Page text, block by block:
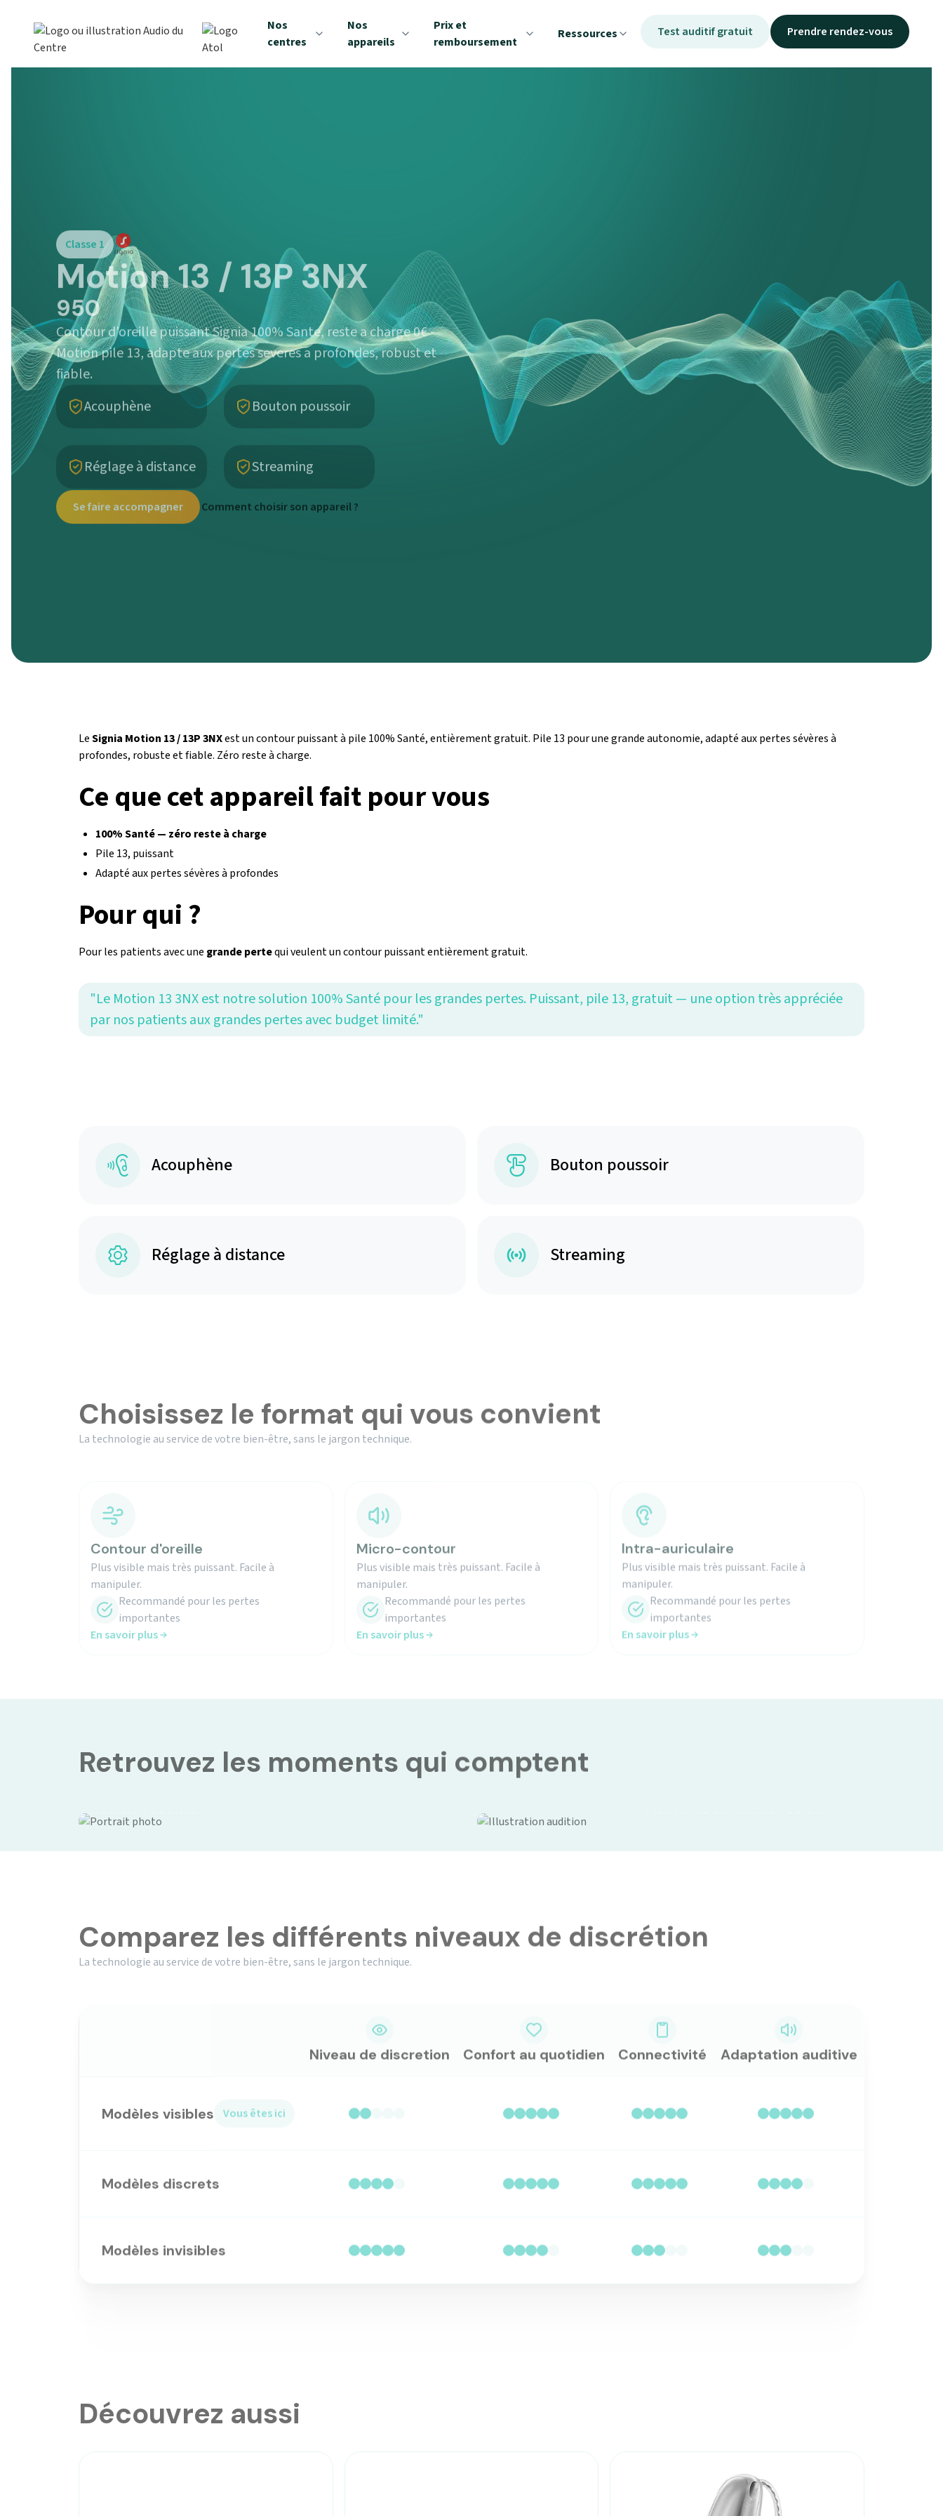
Nos
centres
Nos
appareils
Prix et
remboursement
Ressources Test auditif gratuit Prendre rendez-vous
Classe 1
Motion 13 / 13P 3NX
950
Contour d'oreille puissant Signia 100% Sante, reste a charge 0€ -
Motion pile 13, adapte aux pertes severes a profondes, robust et
fiable.
Acouphène
Bouton poussoir
Réglage à distance Streaming
LeSignia Motion 13 / 13P 3NXest un contour puissant à pile 100% Santé, entièrement gratuit. Pile 13 pour une grande autonomie, adapté aux pertes sévères à
profondes, robuste et fiable. Zéro reste à charge.
Ce que cet appareil fait pour vous
100% Santé — zéro reste à charge
Pile 13, puissant
Adapté aux pertes sévères à profondes
Pour qui ?
Pour les patients avec une grande pertequi veulent un contour puissant entièrement gratuit.
"Le Motion 13 3NX est notre solution 100% Santé pour les grandes pertes. Puissant, pile 13, gratuit — une option très appréciée
par nos patients aux grandes pertes avec budget limité."
Acouphène Bouton poussoir
Réglage à distance Streaming
Choisissez le format qui vous convient
La technologie au service de votre bien-être, sans le jargon technique.
Plus visible mais très puissant. Facile à
manipuler.
Recommandé pour les pertes
importantes
En savoir plus
Plus visible mais très puissant. Facile à
manipuler.
Recommandé pour les pertes
importantes
En savoir plus
Plus visible mais très puissant. Facile à
manipuler.
Recommandé pour les pertes
importantes
En savoir plus
Retrouvez les moments qui comptent
Comparez les différents niveaux de discrétion
La technologie au service de votre bien-être, sans le jargon technique.
Confort au quotidien Connectivité Adaptation auditive
Découvrez aussi